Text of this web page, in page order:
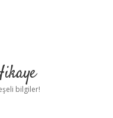
bilgiler!